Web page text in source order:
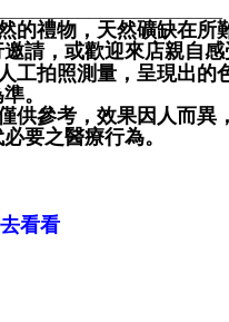
的禮物，天然礦缺在所
請，或歡迎來店親自
工拍照測量，呈現出的
。
供參考，效果因人而異
要之醫療行為。
看看